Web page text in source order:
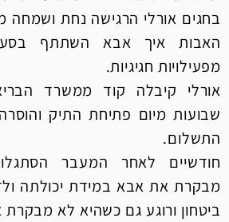
בחגים אורלי הרגישה נחת
האבות איך אבא השתתף
מפעילויות חגיגיות.
אורלי קיבלה קוד ממשרד
שבועות מיום פתיחת התיק
התשלום.
חודשיים לאחר המעבר
מבקרת את אבא במידת יכולתה
ביטחון ורוגע גם כשהיא לא מבקרת